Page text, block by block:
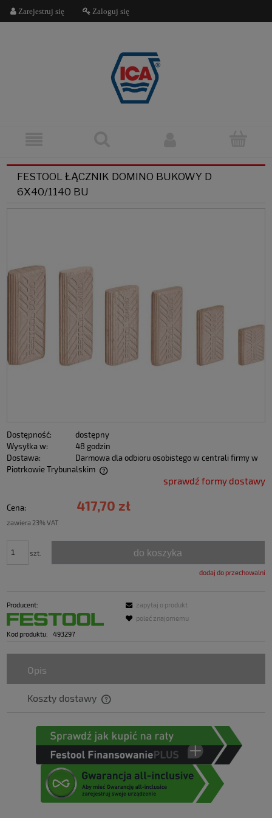
Zarejestruj się Zaloguj się
FESTOOL ŁĄCZNIK DOMINO BUKOWY D
6X40/1140 BU
Dostępność:
dostępny
Wysyłka w:
48 godzin
Dostawa:
Darmowa dla odbioru osobistego w centrali firmy w
Piotrkowie Trybunalskim
sprawdź formy dostawy
Cena: 417,70 zł
zawiera 23% VAT
szt. do koszyka
dodaj do przechowalni
Producent:
Kod produktu: 493297
zapytaj o produkt
poleć znajomemu
Opis
Koszty dostawy